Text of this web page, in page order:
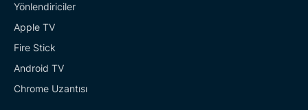
Yönlendiriciler
Apple TV
Fire Stick
Android TV
Chrome Uzantısı